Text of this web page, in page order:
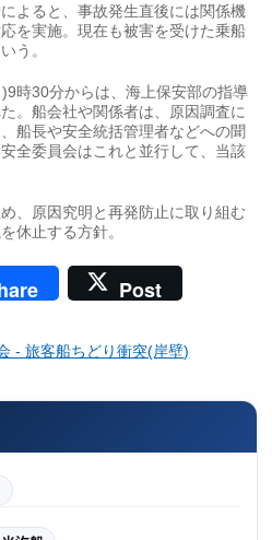
よると、事故発生直後には関係機
を実施。現在も被害を受けた乗船
う。
時30分からは、海上保安部の指導
。船会社や関係者は、原因調査に
船長や安全統括管理者などへの聞
全委員会はこれと並行して、当該
、原因究明と再発防止に取り組む
休止する方針。
Post
- 旅客船ちどり衝突(岸壁)